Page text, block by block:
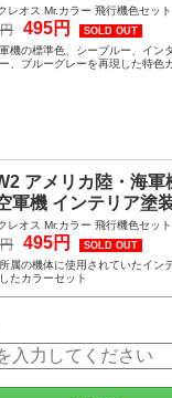
レオス Mr.カラー 飛行機色セット
495円 SOLD OUT
機の標準色、シーブルー、イン
、ブルーグレーを再現した特色
アメリカ陸・海軍
軍機 インテリア塗
レオス Mr.カラー 飛行機色セット
495円 SOLD OUT
属の機体に使用されていたイン
たカラーセット